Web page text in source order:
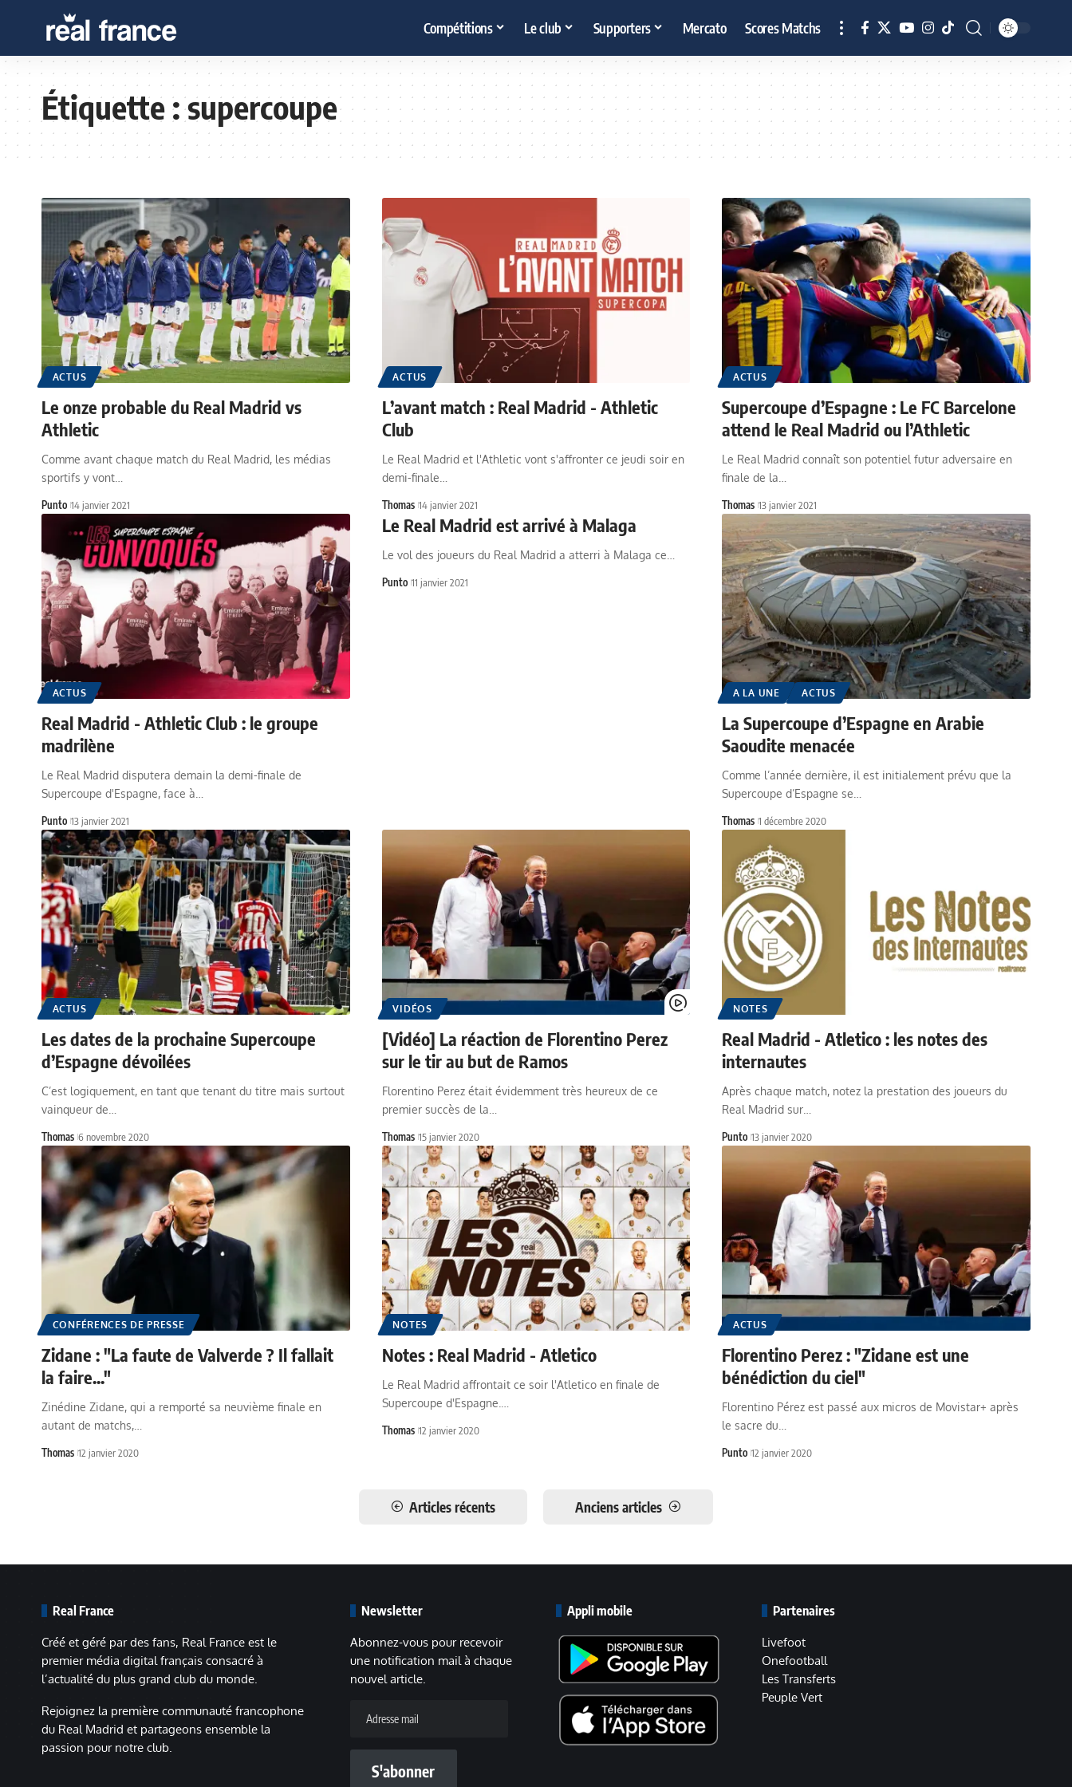
Compétitions Le club Supporters Mercato Scores Matchs
Étiquette :supercoupe
ACTUS
Le onze probable du Real Madrid vs
Athletic
Comme avant chaque match du Real Madrid, les médias
sportifs y vont…
Punto 14 janvier 2021
ACTUS
L’avant match : Real Madrid - Athletic
Club
Le Real Madrid et l'Athletic vont s'affronter ce jeudi soir en
demi-finale…
Thomas 14 janvier 2021
ACTUS
Supercoupe d’Espagne : Le FC Barcelone
attend le Real Madrid ou l’Athletic
Le Real Madrid connaît son potentiel futur adversaire en
finale de la…
Thomas 13 janvier 2021
ACTUS
Real Madrid - Athletic Club : le groupe
madrilène
Le Real Madrid disputera demain la demi-finale de
Supercoupe d'Espagne, face à…
Punto 13 janvier 2021
Le Real Madrid est arrivé à Malaga
Le vol des joueurs du Real Madrid a atterri à Malaga ce…
Punto 11 janvier 2021
A LA UNE ACTUS
La Supercoupe d’Espagne en Arabie
Saoudite menacée
Comme l’année dernière, il est initialement prévu que la
Supercoupe d’Espagne se…
Thomas 1 décembre 2020
ACTUS
Les dates de la prochaine Supercoupe
d’Espagne dévoilées
C’est logiquement, en tant que tenant du titre mais surtout
vainqueur de…
Thomas 6 novembre 2020
VIDÉOS
[Vidéo] La réaction de Florentino Perez
sur le tir au but de Ramos
Florentino Perez était évidemment très heureux de ce
premier succès de la…
Thomas 15 janvier 2020
NOTES
Real Madrid - Atletico : les notes des
internautes
Après chaque match, notez la prestation des joueurs du
Real Madrid sur…
Punto 13 janvier 2020
CONFÉRENCES DE PRESSE
Zidane : "La faute de Valverde ? Il fallait
la faire..."
Zinédine Zidane, qui a remporté sa neuvième finale en
autant de matchs,…
Thomas 12 janvier 2020
NOTES
Notes : Real Madrid - Atletico
Le Real Madrid affrontait ce soir l'Atletico en finale de
Supercoupe d'Espagne.…
Thomas 12 janvier 2020
ACTUS
Florentino Perez : "Zidane est une
bénédiction du ciel"
Florentino Pérez est passé aux micros de Movistar+ après
le sacre du…
Punto 12 janvier 2020
Articles récents Anciens articles
Real France
Créé et géré par des fans, Real France est le
premier média digital français consacré à
l’actualité du plus grand club du monde.
Rejoignez la première communauté francophone
du Real Madrid et partageons ensemble la
passion pour notre club.
Newsletter
Abonnez-vous pour recevoir
une notification mail à chaque
nouvel article.
mail
S'abonner
Appli mobile Partenaires
Livefoot
Onefootball
Les Transferts
Peuple Vert